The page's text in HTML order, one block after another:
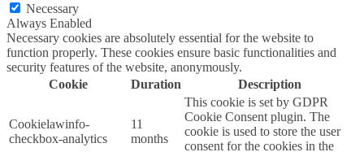
Necessary
Always Enabled
Necessary cookies are absolutely essential for the website to
function properly. These cookies ensure basic functionalities and
security features of the website, anonymously.
Cookie
Duration Description
cookielawinfo-
checkbox-analytics
11
months
This cookie is set by GDPR
Cookie Consent plugin. The
cookie is used to store the user
consent for the cookies in the